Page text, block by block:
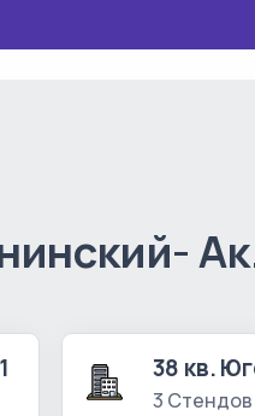
38 кв.
3 Стендов